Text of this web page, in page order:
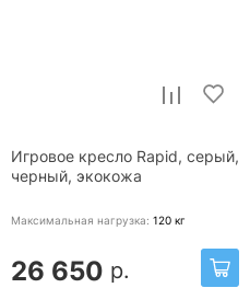
Игровое кресло Rapid, серый,
черный, экокожа
Максимальная нагрузка: 120 кг
26 650 р.